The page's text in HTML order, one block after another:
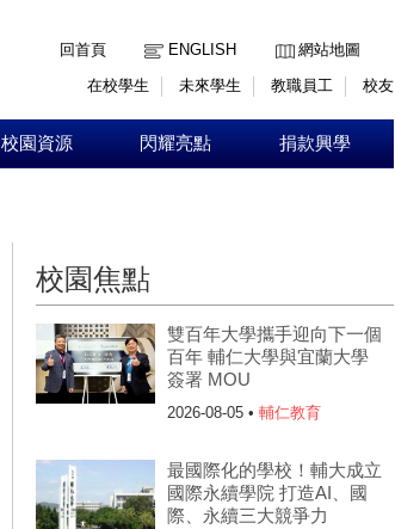
回首頁
ENGLISH
網站地圖
在校學生
未來學生 教職員工 校友
校園資源 閃耀亮點 捐款興學
校園焦點
雙百年大學攜手迎向下一個
百年 輔仁大學與宜蘭大學
簽署 MOU
2026-08-05 • 輔仁教育
最國際化的學校！輔大成立
國際永續學院 打造AI、國
際、永續三大競爭力